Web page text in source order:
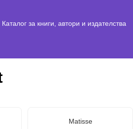
Каталог за книги, автори и издателства
Matisse